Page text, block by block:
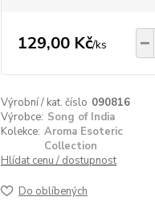
129,00 Kč/ks
Výrobní / kat. číslo 090816
Výrobce: Song of India
Kolekce: Aroma Esoteric
Collection
Hlídat cenu / dostupnost
Do oblíbených